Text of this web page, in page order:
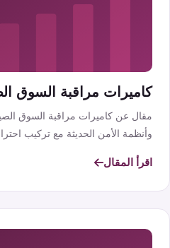
كاميرات مراقبة السوق
مقال عن كاميرات مراقبة السوق
وأنظمة الأمن الحديثة مع تركيب
اقرأ المقال